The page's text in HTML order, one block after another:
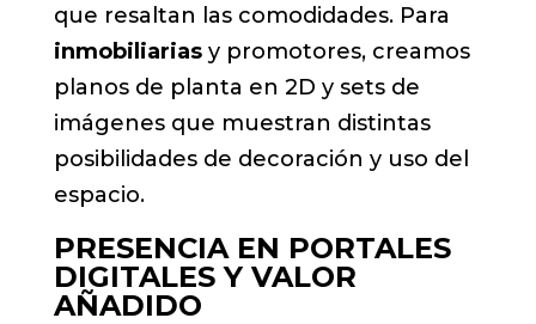
que resaltan las comodidades. Para
inmobiliariasy promotores, creamos
planos de planta en 2D y sets de
imágenes que muestran distintas
posibilidades de decoración y uso del
espacio.
PRESENCIA EN PORTALES
DIGITALES Y VALOR
AÑADIDO